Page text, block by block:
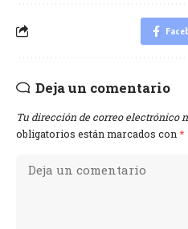
Deja un comentario
Tu dirección de correo electrónico
obligatorios están marcados con *